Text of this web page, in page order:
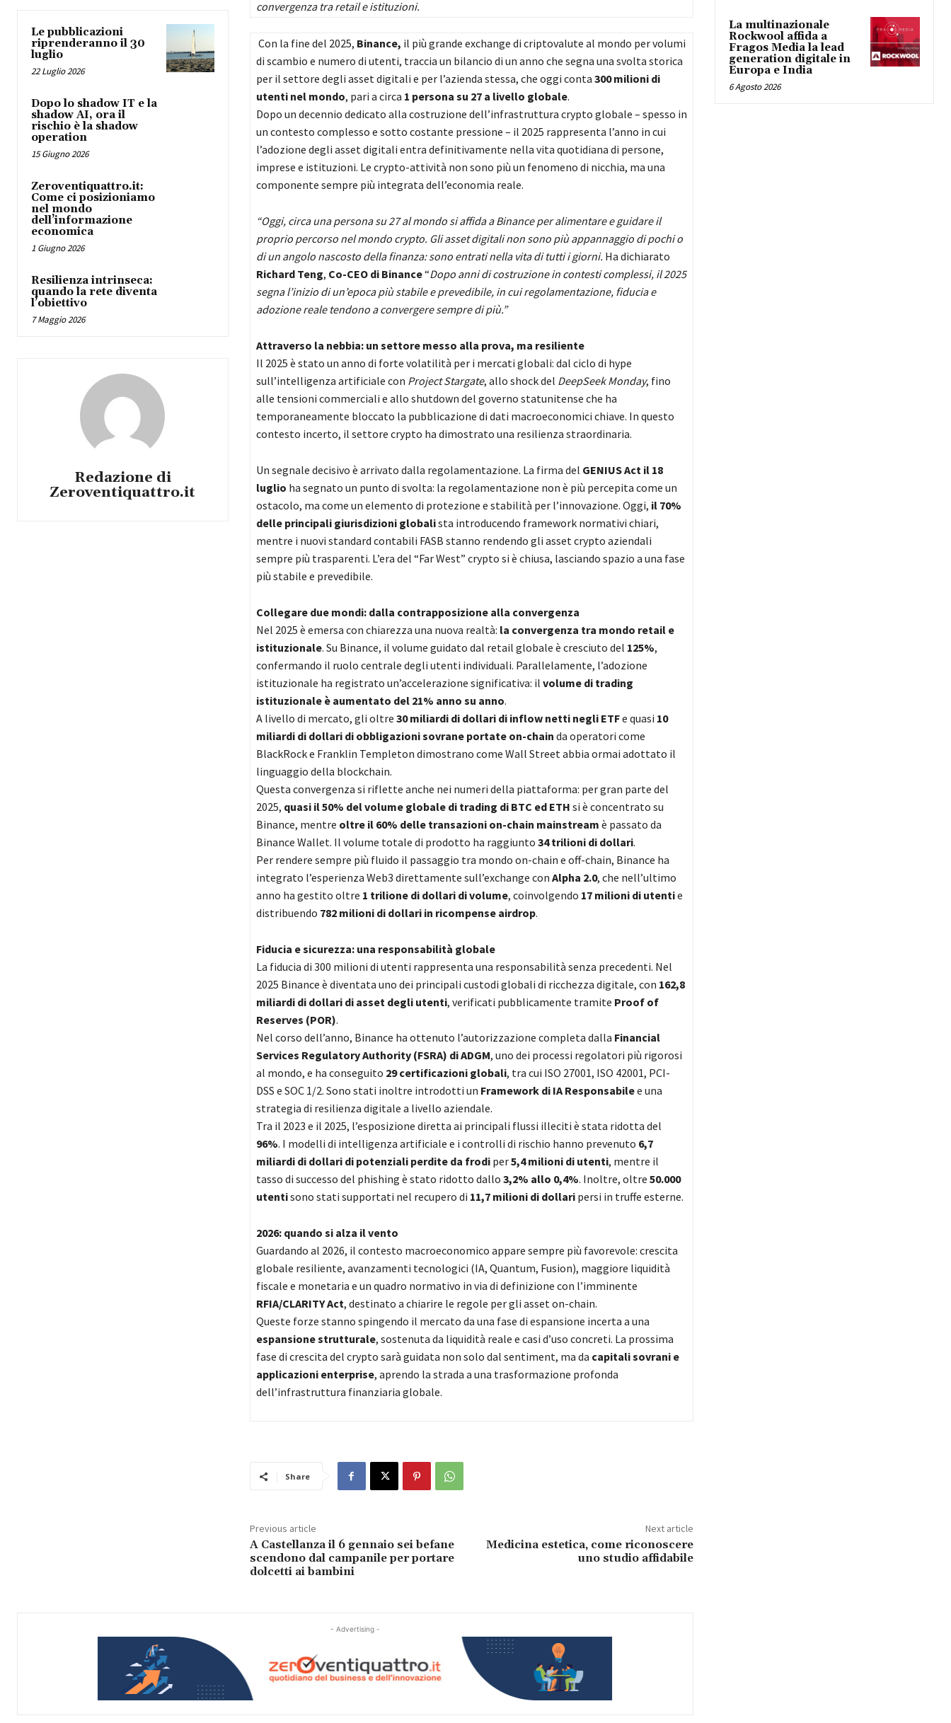
Le pubblicazioni
riprenderanno il 30
luglio
22 Luglio 2026
Dopo lo shadow IT e la
shadow AI, ora il
rischio è la shadow
operation
15 Giugno 2026
Zeroventiquattro.it:
Come ci posizioniamo
nel mondo
dell’informazione
economica
1 Giugno 2026
Resilienza intrinseca:
quando la rete diventa
l’obiettivo
7 Maggio 2026
Redazione di
Zeroventiquattro.it
convergenza tra retail e istituzioni.
Con la fine del 2025, Binance, il più grande exchange di criptovalute al mondo per volumi
di scambio e numero di utenti, traccia un bilancio di un anno che segna una svolta storica
per il settore degli asset digitali e per l’azienda stessa, che oggi conta 300 milioni di
utenti nel mondo, pari a circa 1 persona su 27 a livello globale.
Dopo un decennio dedicato alla costruzione dell’infrastruttura crypto globale – spesso in
un contesto complesso e sotto costante pressione – il 2025 rappresenta l’anno in cui
l’adozione degli asset digitali entra definitivamente nella vita quotidiana di persone,
imprese e istituzioni. Le crypto-attività non sono più un fenomeno di nicchia, ma una
componente sempre più integrata dell’economia reale.
“Oggi, circa una persona su 27 al mondo si affida a Binance per alimentare e guidare il
proprio percorso nel mondo crypto. Gli asset digitali non sono più appannaggio di pochi o
di un angolo nascosto della finanza: sono entrati nella vita di tutti i giorni. Ha dichiarato
Richard Teng, Co-CEO di Binance“Dopo anni di costruzione in contesti complessi, il 2025
segna l’inizio di un’epoca più stabile e prevedibile, in cui regolamentazione, fiducia e
adozione reale tendono a convergere sempre di più.”
Attraverso la nebbia: un settore messo alla prova, ma resiliente
Il 2025 è stato un anno di forte volatilità per i mercati globali: dal ciclo di hype
sull’intelligenza artificiale con Project Stargate, allo shock del DeepSeek Monday, fino
alle tensioni commerciali e allo shutdown del governo statunitense che ha
temporaneamente bloccato la pubblicazione di dati macroeconomici chiave. In questo
contesto incerto, il settore crypto ha dimostrato una resilienza straordinaria.
Un segnale decisivo è arrivato dalla regolamentazione. La firma del GENIUS Act il 18
luglio ha segnato un punto di svolta: la regolamentazione non è più percepita come un
ostacolo, ma come un elemento di protezione e stabilità per l’innovazione. Oggi, il 70%
delle principali giurisdizioni globalista introducendo framework normativi chiari,
mentre i nuovi standard contabili FASB stanno rendendo gli asset crypto aziendali
sempre più trasparenti. L’era del “Far West” crypto si è chiusa, lasciando spazio a una fase
più stabile e prevedibile.
Collegare due mondi: dalla contrapposizione alla convergenza
Nel 2025 è emersa con chiarezza una nuova realtà: la convergenza tra mondo retail e
istituzionale. Su Binance, il volume guidato dal retail globale è cresciuto del 125%,
confermando il ruolo centrale degli utenti individuali. Parallelamente, l’adozione
istituzionale ha registrato un’accelerazione significativa: il volume di trading
istituzionale è aumentato del 21% anno su anno.
A livello di mercato, gli oltre 30 miliardi di dollari di inflow netti negli ETFe quasi 10
miliardi di dollari di obbligazioni sovrane portate on-chain da operatori come
BlackRock e Franklin Templeton dimostrano come Wall Street abbia ormai adottato il
linguaggio della blockchain.
Questa convergenza si riflette anche nei numeri della piattaforma: per gran parte del
2025, quasi il 50% del volume globale di trading di BTC ed ETH si è concentrato su
Binance, mentre oltre il 60% delle transazioni on-chain mainstream è passato da
Binance Wallet. Il volume totale di prodotto ha raggiunto 34 trilioni di dollari.
Per rendere sempre più fluido il passaggio tra mondo on-chain e off-chain, Binance ha
integrato l’esperienza Web3 direttamente sull’exchange con Alpha 2.0, che nell’ultimo
anno ha gestito oltre 1 trilione di dollari di volume, coinvolgendo 17 milioni di utentie
distribuendo 782 milioni di dollari in ricompense airdrop.
Fiducia e sicurezza: una responsabilità globale
La fiducia di 300 milioni di utenti rappresenta una responsabilità senza precedenti. Nel
2025 Binance è diventata uno dei principali custodi globali di ricchezza digitale, con 162,8
miliardi di dollari di asset degli utenti, verificati pubblicamente tramite Proof of
Reserves (POR).
Nel corso dell’anno, Binance ha ottenuto l’autorizzazione completa dalla Financial
Services Regulatory Authority (FSRA) di ADGM, uno dei processi regolatori più rigorosi
al mondo, e ha conseguito 29 certificazioni globali, tra cui ISO 27001, ISO 42001, PCI-
DSS e SOC 1/2. Sono stati inoltre introdotti un Framework di IA Responsabilee una
strategia di resilienza digitale a livello aziendale.
Tra il 2023 e il 2025, l’esposizione diretta ai principali flussi illeciti è stata ridotta del
96%. I modelli di intelligenza artificiale e i controlli di rischio hanno prevenuto 6,7
miliardi di dollari di potenziali perdite da frodiper5,4 milioni di utenti, mentre il
tasso di successo del phishing è stato ridotto dallo 3,2% allo 0,4%. Inoltre, oltre 50.000
utentisono stati supportati nel recupero di 11,7 milioni di dollaripersi in truffe esterne.
2026: quando si alza il vento
Guardando al 2026, il contesto macroeconomico appare sempre più favorevole: crescita
globale resiliente, avanzamenti tecnologici (IA, Quantum, Fusion), maggiore liquidità
fiscale e monetaria e un quadro normativo in via di definizione con l’imminente
RFIA/CLARITY Act, destinato a chiarire le regole per gli asset on-chain.
Queste forze stanno spingendo il mercato da una fase di espansione incerta a una
espansione strutturale, sostenuta da liquidità reale e casi d’uso concreti. La prossima
fase di crescita del crypto sarà guidata non solo dal sentiment, ma da capitali sovrani e
applicazioni enterprise, aprendo la strada a una trasformazione profonda
dell’infrastruttura finanziaria globale.
Share
Previous article
A Castellanza il 6 gennaio sei befane
scendono dal campanile per portare
dolcetti ai bambini
Next article
Medicina estetica, come riconoscere
uno studio affidabile
- Advertising -
La multinazionale
Rockwool affida a
Fragos Media la lead
generation digitale in
Europa e India
6 Agosto 2026